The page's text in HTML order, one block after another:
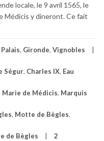
locale, le 9 avril 1565, le
Médicis y dineront. Ce fait
, Gironde, Vignobles
Ségur, Charles IX, Eau
Marie de Médicis, Marquis
, Motte de Bègles,
de Bègles 2